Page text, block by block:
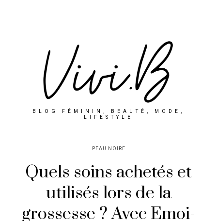
BLOG FÉMININ, BEAUTÉ, MODE,
LIFESTYLE
PEAU NOIRE
Quels soins achetés et
utilisés lors de la
grossesse ? Avec Emoi-